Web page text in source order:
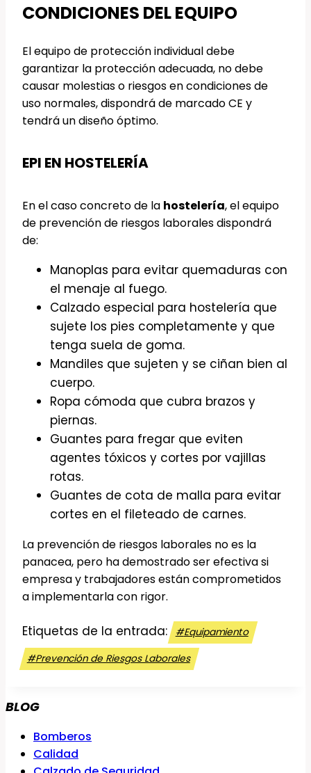
CONDICIONES DEL EQUIPO
El equipo de protección individual debe
garantizar la protección adecuada, no debe
causar molestias o riesgos en condiciones de
uso normales, dispondrá de marcado CE y
tendrá un diseño óptimo.
EPI EN HOSTELERÍA
En el caso concreto de la hostelería, el equipo
de prevención de riesgos laborales dispondrá
de:
Manoplas para evitar quemaduras con
el menaje al fuego.
Calzado especial para hostelería que
sujete los pies completamente y que
tenga suela de goma.
Mandiles que sujeten y se ciñan bien al
cuerpo.
Ropa cómoda que cubra brazos y
piernas.
Guantes para fregar que eviten
agentes tóxicos y cortes por vajillas
rotas.
Guantes de cota de malla para evitar
cortes en el fileteado de carnes.
La prevención de riesgos laborales no es la
panacea, pero ha demostrado ser efectiva si
empresa y trabajadores están comprometidos
a implementarla con rigor.
Etiquetas de la entrada: #Equipamiento
#Prevención de Riesgos Laborales
BLOG
Bomberos
Calidad